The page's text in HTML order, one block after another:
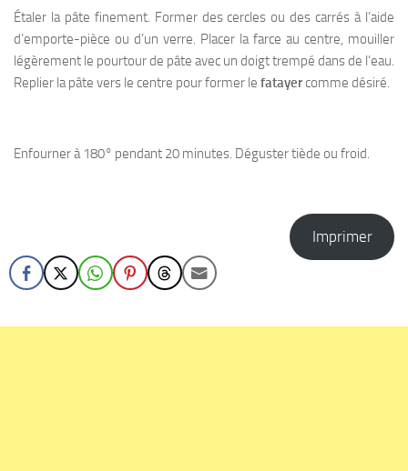
Étaler la pâte finement. Former des cercles ou des carrés à l’aide
d’emporte-pièce ou d’un verre. Placer la farce au centre, mouiller
légèrement le pourtour de pâte avec un doigt trempé dans de l’eau.
Replier la pâte vers le centre pour former le fatayercomme désiré.
Enfourner à 180° pendant 20 minutes. Déguster tiède ou froid.
Imprimer